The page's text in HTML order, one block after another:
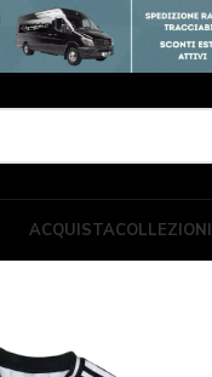
ACQUISTACOLLEZIONI